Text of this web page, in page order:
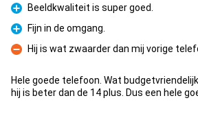
Fördelar
Beeldkwaliteit is super goed.
Fördelar
Fijn in de omgang.
Nackdelar
Hij is wat zwaarder dan mij vorige
Hele goede telefoon. Wat
hij is beter dan de 14 plus. Dus een hele